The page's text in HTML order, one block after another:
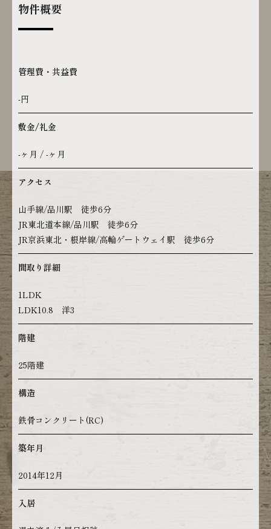
物件概要
管理費・共益費
-円
敷金/礼金
-ヶ月 / -ヶ月
アクセス
山手線/品川駅 徒歩6分
JR東北道本線/品川駅 徒歩6分
JR京浜東北・根岸線/高輪ゲートウェイ駅 徒歩6分
間取り詳細
1LDK
LDK10.8 洋3
階建
25階建
構造
鉄骨コンクリート(RC)
築年月
2014年12月
入居